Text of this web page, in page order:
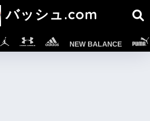
バッシュ.com
NEW BALANCE